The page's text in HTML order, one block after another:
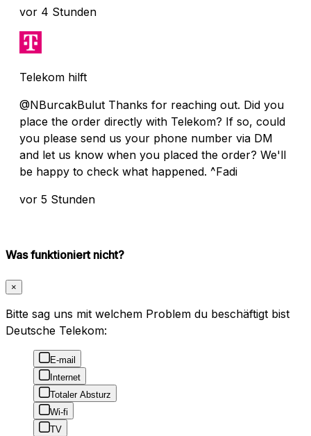
vor 4 Stunden
Telekom hilft
@NBurcakBulut Thanks for reaching out. Did you
place the order directly with Telekom? If so, could
you please send us your phone number via DM
and let us know when you placed the order? We'll
be happy to check what happened. ^Fadi
vor 5 Stunden
Was funktioniert nicht?
×
Bitte sag uns mit welchem Problem du beschäftigt bist
Deutsche Telekom:
E-mail
Internet
Totaler Absturz
Wi-fi
TV